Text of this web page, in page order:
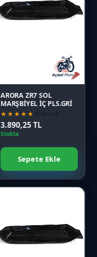
Favori
ARORA ZR7 SOL
MARŞBİYEL İÇ PLS.GRİ
★★★★★
3.890,25 TL
Stokta
Sepete Ekle
Favori